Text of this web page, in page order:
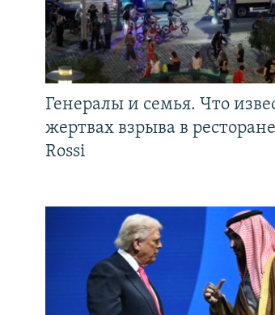
Генералы и семья. Что
жертвах взрыва в
Rossi